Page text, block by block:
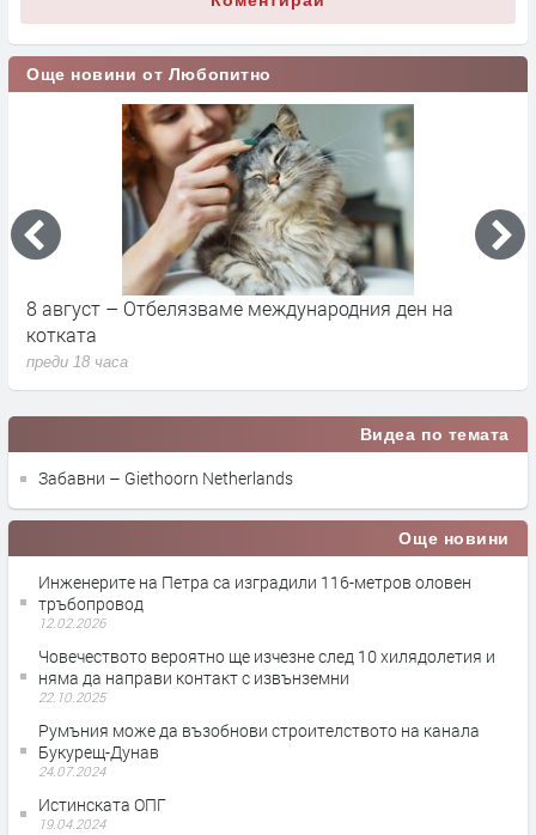
Още новини от Любопитно
8 август – Отбелязваме международния ден на
котката
преди 18 часа
Видеа по темата
Забавни – Giethoorn Netherlands
Още новини
Инженерите на Петра са изградили 116-метров оловен
тръбопровод
12.02.2026
Човечеството вероятно ще изчезне след 10 хилядолетия и
няма да направи контакт с извънземни
22.10.2025
Румъния може да възобнови строителството на канала
Букурещ-Дунав
24.07.2024
Истинската ОПГ
19.04.2024